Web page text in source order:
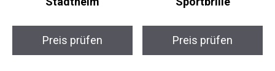
Preis prüfen Preis prüfen